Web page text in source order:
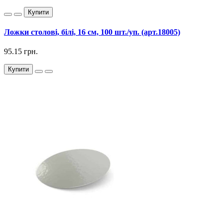
Купити
Ложки столові, білі, 16 см, 100 шт./уп. (арт.18005)
95.15 грн.
Купити